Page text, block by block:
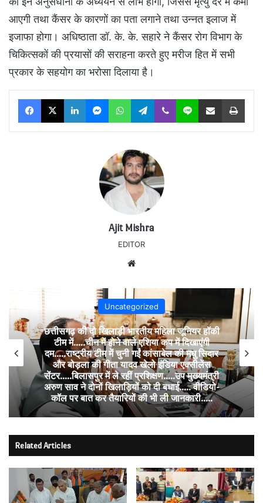
आएगी तथा कैंसर के कारणों का पता लगाने तथा उन्नत इलाज में
इजाफा होगा। अधिष्ठाता डॉ. के. के. सहारे ने कैंसर रोग विभाग के
चिकित्सकों की प्रयासों की सराहना करते हुए मरीज हित में सभी
प्रकार के सहयोग का भरोसा दिलाया है।
Facebook
X LinkedInMessengerWhatsAppTelegram
Viber Line Share via Email Print
Ajit Mishra
EDITOR
Uncategorized
छत्तीसगढ़ की दो खिलाड़ी भारतीय महिला जूनियर हॉकी
टीम में…..चीन में होने वाले एशिया कप में दिखाएंगी
दम…..राष्ट्रीय टीम में चुनी गईं कांसाबेल की मधु सिदार
और बोड़ला की गीता यादव खेलो इंडिया एक्सीलेंस
सेंटर…..बिलासपुर में ले रहीं प्रशिक्षण…..उप मुख्यमंत्री
अरुण साव ने दोनों खिलाड़ियों को दी बधाई….. वीडियो-
कॉल पर बात कर तैयारियों की भी ली जानकारी…..
Related Articles